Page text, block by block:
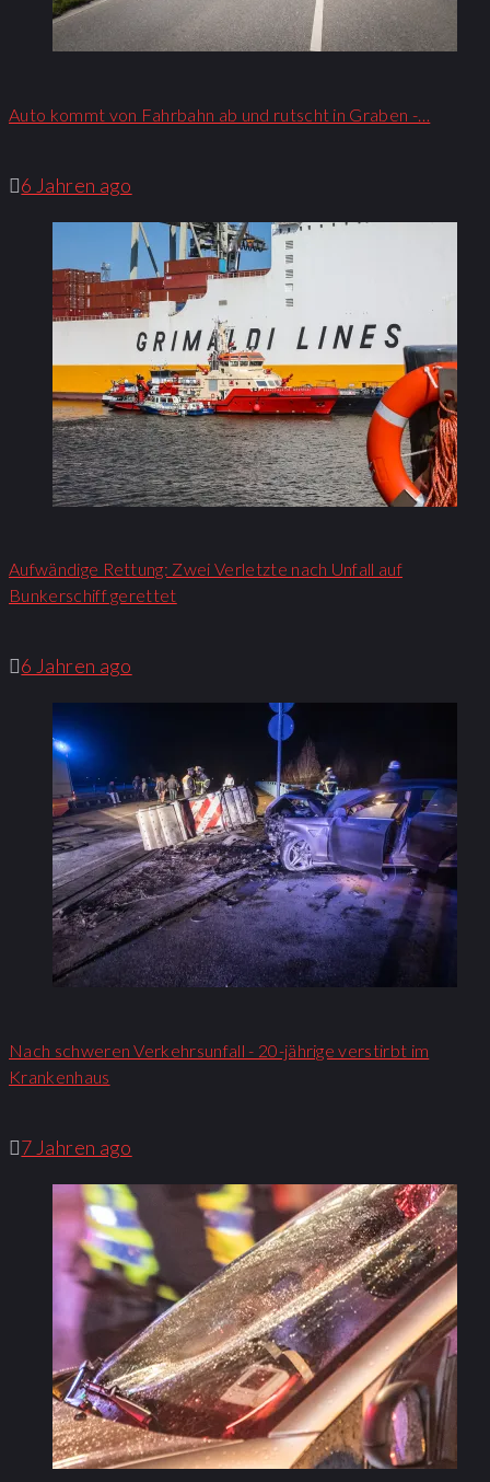
Auto kommt von Fahrbahn ab und rutscht in Graben -…
6 Jahren ago
Aufwändige Rettung: Zwei Verletzte nach Unfall auf
Bunkerschiff gerettet
6 Jahren ago
Nach schweren Verkehrsunfall - 20-jährige verstirbt im
Krankenhaus
7 Jahren ago